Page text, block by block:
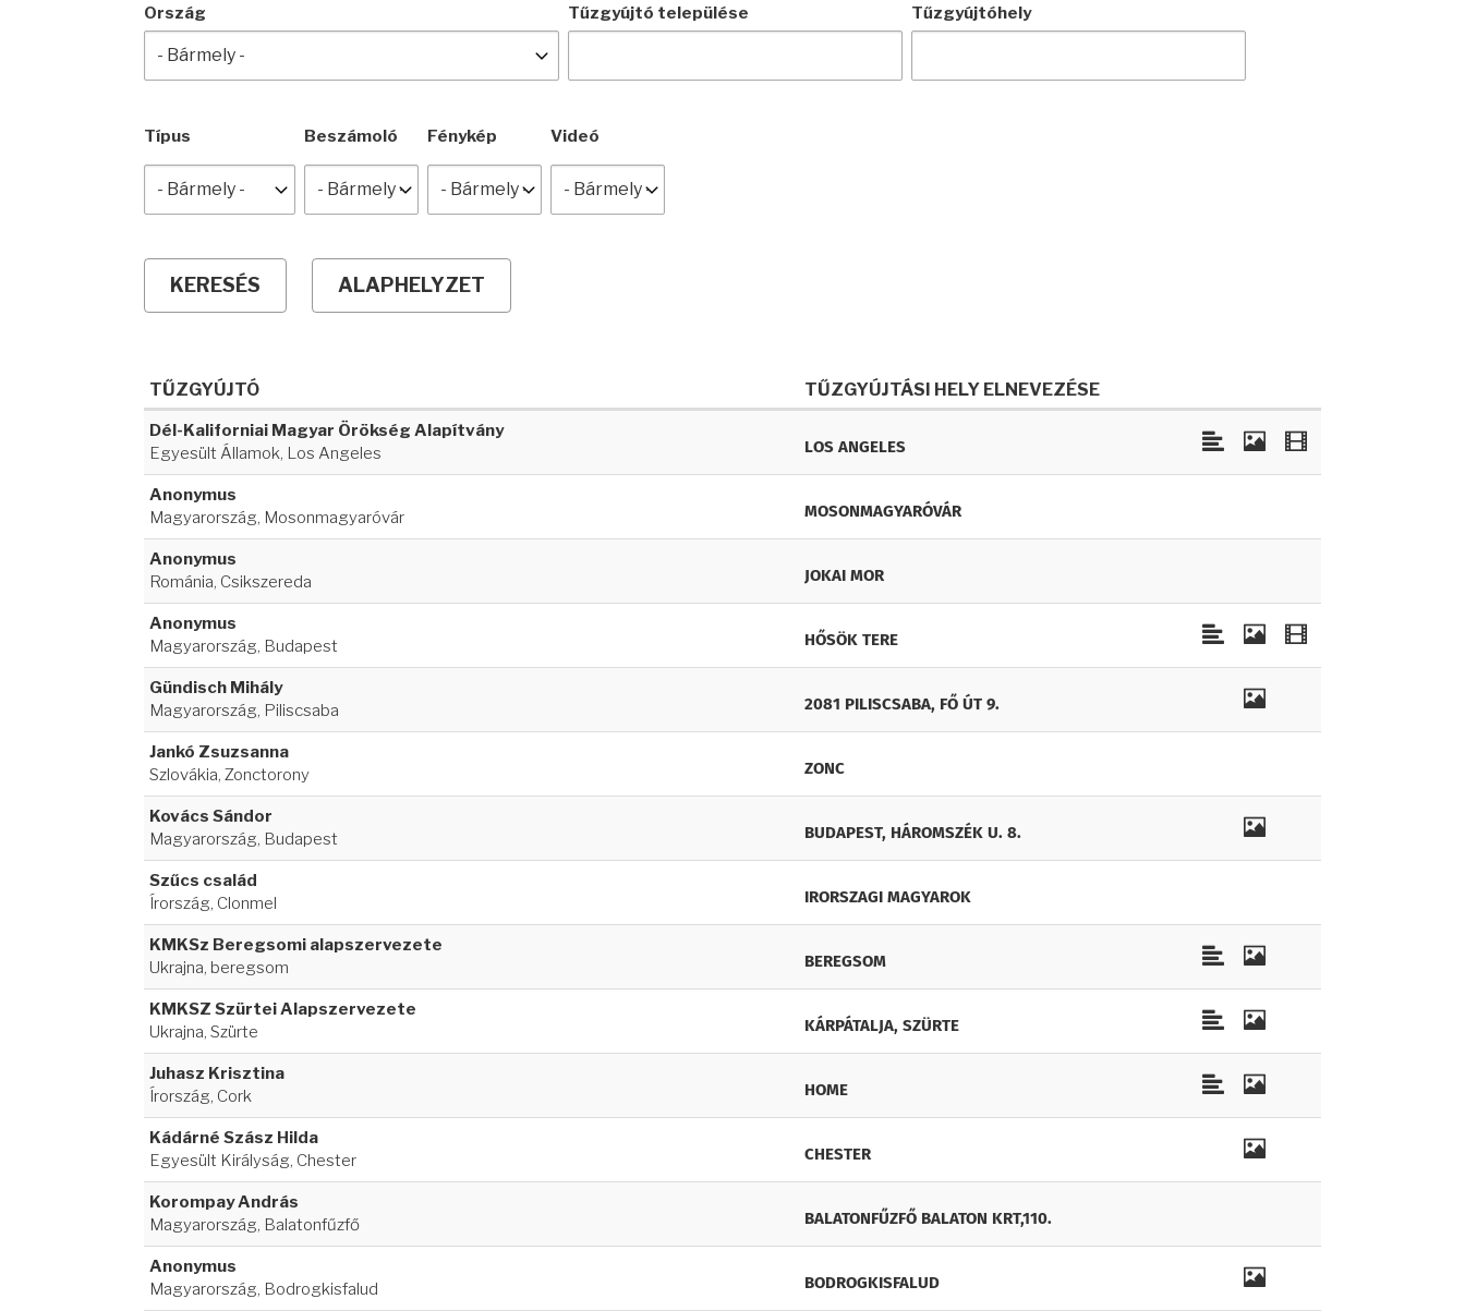
Ország Tűzgyújtó települése Tűzgyújtóhely
Típus Beszámoló Fénykép Videó
TŰZGYÚJTÓ TŰZGYÚJTÁSI HELY ELNEVEZÉSE
Dél-Kaliforniai Magyar Örökség Alapítvány
Egyesült Államok, Los Angeles
LOS ANGELES
Anonymus
Magyarország, Mosonmagyaróvár
MOSONMAGYARÓVÁR
Anonymus
Románia, Csikszereda
JOKAI MOR
Anonymus
Magyarország, Budapest
HŐSÖK TERE
Gündisch Mihály
Magyarország, Piliscsaba
2081 PILISCSABA, FŐ ÚT 9.
Jankó Zsuzsanna
Szlovákia, Zonctorony
ZONC
Kovács Sándor
Magyarország, Budapest
BUDAPEST, HÁROMSZÉK U. 8.
Szűcs család
Írország, Clonmel
IRORSZAGI MAGYAROK
KMKSz Beregsomi alapszervezete
Ukrajna, beregsom
BEREGSOM
KMKSZ Szürtei Alapszervezete
Ukrajna, Szürte
KÁRPÁTALJA, SZÜRTE
Juhasz Krisztina
Írország, Cork
HOME
Kádárné Szász Hilda
Egyesült Királyság, Chester
CHESTER
Korompay András
Magyarország, Balatonfűzfő
BALATONFŰZFŐ BALATON KRT,110.
Anonymus
Magyarország, Bodrogkisfalud
BODROGKISFALUD